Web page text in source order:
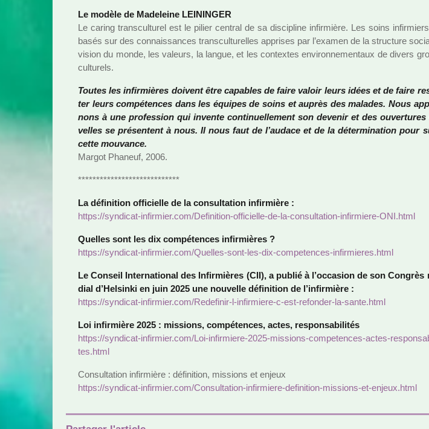
Le modèle de Madeleine LEININGER
Le caring trans­cultu­rel est le pilier cen­tral de sa dis­ci­pline infir­mière. Les soins
basés sur des connais­san­ces trans­cultu­rel­les appri­ses par l’examen de la struc­ture
vision du monde, les valeurs, la langue, et les contex­tes envi­ron­ne­men­taux de divers
cultu­rels.
Toutes les infir­miè­res doi­vent être capa­bles de faire valoir leurs idées et de faire
ter leurs com­pé­ten­ces dans les équipes de soins et auprès des mala­des. Nous
nons à une pro­fes­sion qui invente conti­nuel­le­ment son deve­nir et des
vel­les se pré­sen­tent à nous. Il nous faut de l’audace et de la déter­mi­na­tion pour
cette mou­vance.
Margot Phaneuf, 2006.
****************************
La défi­ni­tion offi­cielle de la consul­ta­tion infir­mière :
https://syn­di­cat-infir­mier.com/Definition-offi­cielle-de-la-consul­ta­tion-infir­miere-ONI.html
Quelles sont les dix com­pé­ten­ces infir­miè­res ?
https://syn­di­cat-infir­mier.com/Quelles-sont-les-dix-com­pe­ten­ces-infir­mie­res.html
Le Conseil International des Infirmières (CII), a publié à l’occa­sion de son
dial d’Helsinki en juin 2025 une nou­velle défi­ni­tion de l’infir­mière :
https://syn­di­cat-infir­mier.com/Redefinir-l-infir­miere-c-est-refon­der-la-sante.html
Loi infir­mière 2025 : mis­sions, com­pé­ten­ces, actes, res­pon­sa­bi­li­tés
https://syn­di­cat-infir­mier.com/Loi-infir­miere-2025-mis­sions-com­pe­ten­ces-actes-
tes.html
Consultation infir­mière : défi­ni­tion, mis­sions et enjeux
https://syn­di­cat-infir­mier.com/Consultation-infir­miere-defi­ni­tion-mis­sions-et-enjeux.html